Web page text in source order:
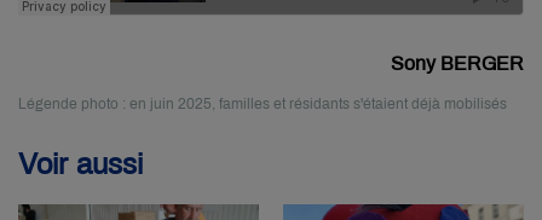
Sony BERGER
Légende photo : en juin 2025, familles et résidants s'étaient déjà mobilisés
Voir aussi